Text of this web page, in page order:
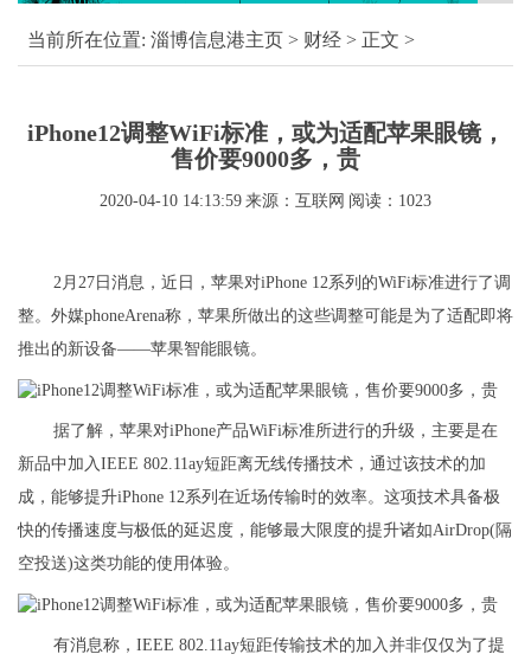
当前所在位置: 淄博信息港主页 > 财经 > 正文 >
iPhone12调整WiFi标准，或为适配苹果眼镜，
售价要9000多，贵
2020-04-10 14:13:59 来源：互联网 阅读：1023
2月27日消息，近日，苹果对iPhone 12系列的WiFi标准进行了调
整。外媒phoneArena称，苹果所做出的这些调整可能是为了适配即将
推出的新设备——苹果智能眼镜。
据了解，苹果对iPhone产品WiFi标准所进行的升级，主要是在
新品中加入IEEE 802.11ay短距离无线传播技术，通过该技术的加
成，能够提升iPhone 12系列在近场传输时的效率。这项技术具备极
快的传播速度与极低的延迟度，能够最大限度的提升诸如AirDrop(隔
空投送)这类功能的使用体验。
有消息称，IEEE 802.11ay短距传输技术的加入并非仅仅为了提